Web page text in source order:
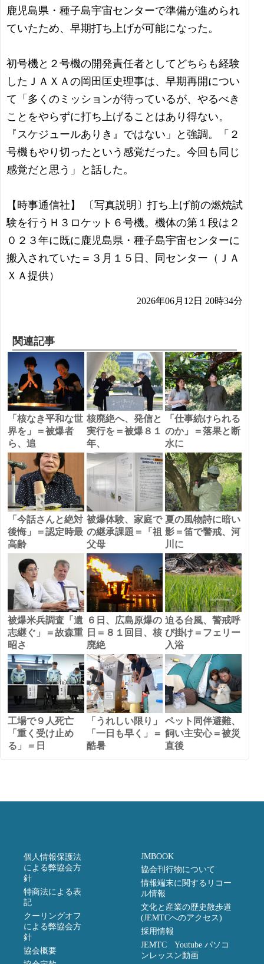
鹿児島県・種子島宇宙センターで準備が進められ
ていたため、早期打ち上げが可能になった。
初号機と２号機の開発責任者としてどちらも経験
したＪＡＸＡの岡田匡史理事は、早期再開につい
て「多くのミッションが待っているが、やるべき
ことをやらずに打ち上げることはあり得ない。
『スケジュールありき』ではない」と強調。「２
号機もやり切ったという感覚だった。今回も同じ
感覚だと思う」と話した。
【時事通信社】 〔写真説明〕打ち上げ前の燃焼試
験を行うＨ３ロケット６号機。機体の第１段は２
０２３年に既に鹿児島県・種子島宇宙センターに
搬入されていた＝３月１５日、同センター（ＪＡ
ＸＡ提供）
2026年06月12日 20時34分
関連記事
「核なき平和な世
界を」＝被爆者
ら、追
核廃絶へ、発信と
実行を＝被爆８１
年、
「仕事続けられる
のか」＝落果と断
水に
「今話さんと絶対
後悔」＝認定時最
高齢
被爆体験、家庭で
の継承課題＝「祖
父母
夏の風物詩に暗い
影＝笛で警戒、河
川に
被爆米兵調査「遺
志継ぐ」＝故森重
昭さ
６日、広島原爆の
日＝８１回目、核
廃絶
迫る台風、警戒呼
び掛け＝フェリー
入浴
工場で９人死亡
「重く受け止め
る」＝日
「うれしい限り」
「一日も早く」＝
酷暑
ペット同伴避難、
飼い主安心＝被災
直後
個人情報保護法
による弊協会方
針
特商法による表
記
クーリングオフ
による弊協会方
針
協会概要
JMBOOK
協会刊行物について
情報端末に関するリコー
ル情報
文化と産業の歴史散歩道
(JEMTCへのアクセス)
採用情報
JEMTC Youtube パソコ
ンレッスン動画